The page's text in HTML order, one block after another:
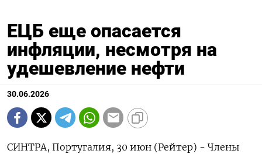
ЕЦБ еще опасается
инфляции, несмотря на
удешевление нефти
30.06.2026
СИНТРА, Португалия, 30 июн (Рейтер) - Члены